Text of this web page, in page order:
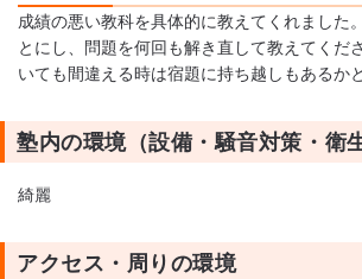
成績の悪い教科を具体的に教えてくれました
とにし、問題を何回も解き直して教えてくだ
いても間違える時は宿題に持ち越しもあるか
塾内の環境（設備・騒音対策・衛
綺麗
アクセス・周りの環境